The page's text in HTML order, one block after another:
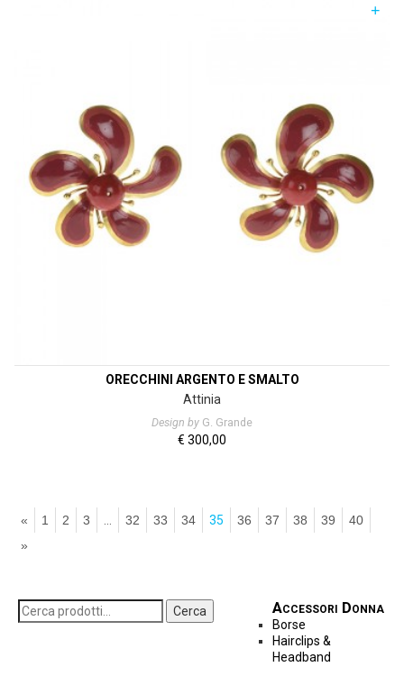
+
ORECCHINI ARGENTO E SMALTO
Attinia
Design by G. Grande
€ 300,00
« 1 2 3 32 33 34 35 36 37 38 39
40
»
Cerca Accessori Donna
Borse
Hairclips &
Headband